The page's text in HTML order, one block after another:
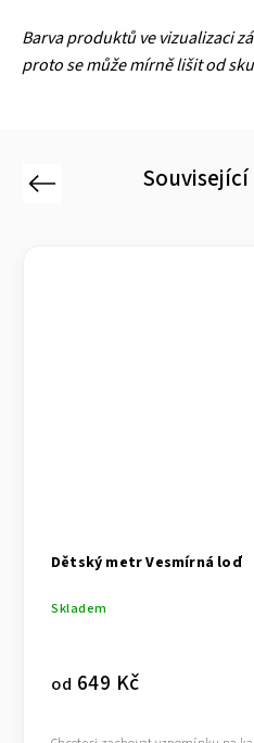
Barva produktů ve vizualizaci
proto se může mírně lišit od
Previous
Dětský metr Vesmírná loď
Skladem
od 649 Kč